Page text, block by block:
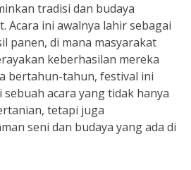
tradisi dan budaya
Acara ini awalnya lahir sebagai
panen, di mana masyarakat
keberhasilan mereka
bertahun-tahun, festival ini
acara yang tidak hanya
tetapi juga
seni dan budaya yang ada di